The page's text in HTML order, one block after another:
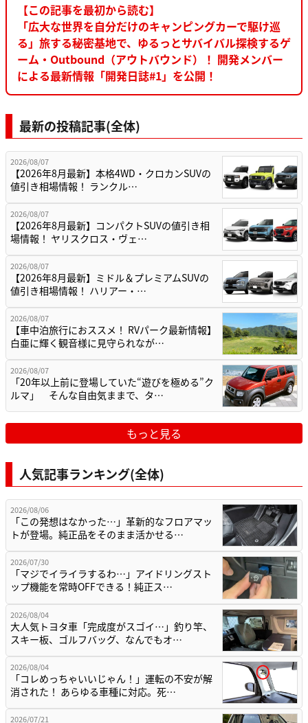
【この記事を最初から読む】
「広大な世界を自分だけのキャンピングカーで駆け巡
る」旅する秘密基地で、ゆるっとサバイバル探検するゲ
ーム・Outbound（アウトバウンド）！ 開発メンバー
による最新情報「開発日誌#1」を公開！
最新の投稿記事(全体)
2026/08/07
【2026年8月最新】本格4WD・クロカンSUVの
値引き相場情報！ ランクル…
2026/08/07
【2026年8月最新】コンパクトSUVの値引き相
場情報！ ヤリスクロス・ヴェ…
2026/08/07
【2026年8月最新】ミドル＆プレミアムSUVの
値引き相場情報！ ハリアー・…
2026/08/07
【車中泊旅行におススメ！ RVパーク最新情報】
白亜に輝く観音様に見守られなが…
2026/08/07
「20年以上前に登場していた“遊びを極める”ク
ルマ」 そんな自由気ままで、タ…
もっと見る
人気記事ランキング(全体)
2026/08/06
「この発想はなかった…」革新的なフロアマッ
トが登場。純正品をそのまま活かせる…
2026/07/30
「マジでイライラするわ…」アイドリングスト
ップ機能を常時OFFできる！純正ス…
2026/08/04
大人気トヨタ車「完成度がスゴイ…」釣り竿、
スキー板、ゴルフバッグ、なんでもオ…
2026/08/04
「コレめっちゃいいじゃん！」運転の不安が解
消された！ あらゆる車種に対応。死…
2026/07/21